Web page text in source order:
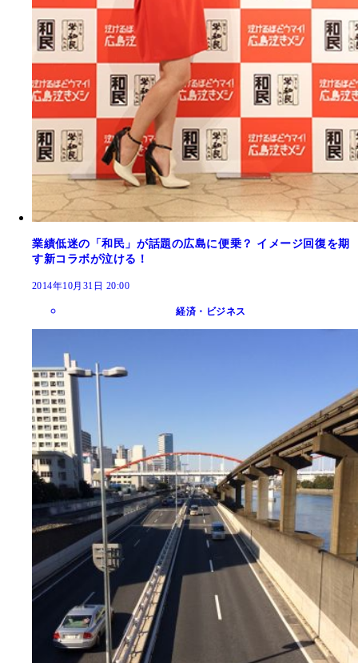
業績低迷の「和民」が話題の広島に便乗？ イメージ回復を期
す新コラボが泣ける！
2014年10月31日 20:00
経済・ビジネス